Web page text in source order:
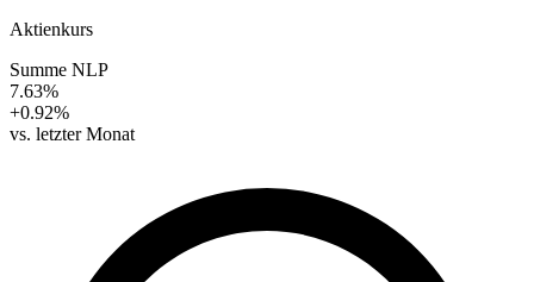
Aktienkurs
Summe NLP
7.63%
+0.92%
vs. letzter Monat